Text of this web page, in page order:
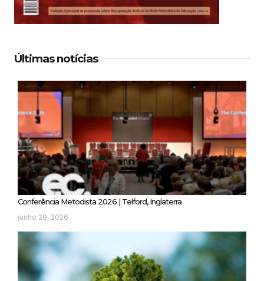
Últimas notícias
Conferência Metodista 2026 | Telford, Inglaterra
junho 29, 2026